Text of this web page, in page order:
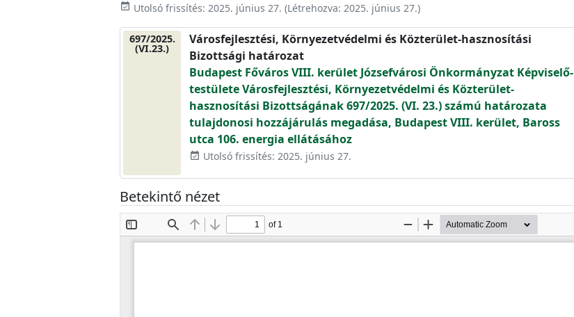
event_available Utolsó frissítés: 2025. június 27. (Létrehozva: 2025. június 27.)
697/2025.
(VI.23.)
Városfejlesztési, Környezetvédelmi és Közterület-hasznosítási
Bizottsági határozat
Budapest Főváros VIII. kerület Józsefvárosi Önkormányzat Képviselő-
testülete Városfejlesztési, Környezetvédelmi és Közterület-
hasznosítási Bizottságának 697/2025. (VI. 23.) számú határozata
tulajdonosi hozzájárulás megadása, Budapest VIII. kerület, Baross
utca 106. energia ellátásához
event_available Utolsó frissítés: 2025. június 27.
Betekintő nézet